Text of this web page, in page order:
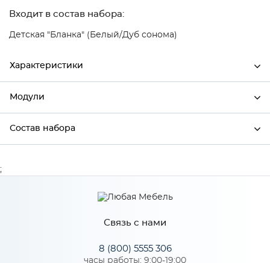
Входит в состав набора:
Детская "Бланка" (Белый/Дуб сонома)
Характеристики
Ширина
Высота
Белый/Дуб сонома
ЛДСП
Модули
Состав набора
Связь с нами
8 (800) 5555 306
часы работы: 9:00-19:00
;